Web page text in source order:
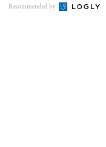
Recommended by